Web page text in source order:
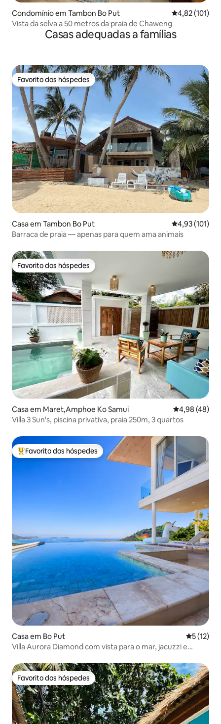
Condomínio em Tambon Bo Put Classificação
4,82 (101)
Vista da selva a 50 metros da praia de Chaweng
Casas adequadas a famílias
Favorito dos hóspedes
Favorito dos hóspedes
Casa em Tambon Bo Put Classificação
4,93 (101)
Barraca de praia — apenas para quem ama animais
Favorito dos hóspedes
Favorito dos hóspedes
Casa em Maret,Amphoe Ko Samui Classificação
4,98 (48)
Villa 3 Sun's, piscina privativa, praia 250m, 3 quartos
Favoritos dos hóspedes mais apreciados
Favorito dos hóspedes
Casa em Bo Put
5 (12)
Villa Aurora Diamond com vista para o mar, jacuzzi e
Favorito dos hóspedes
Favorito dos hóspedes